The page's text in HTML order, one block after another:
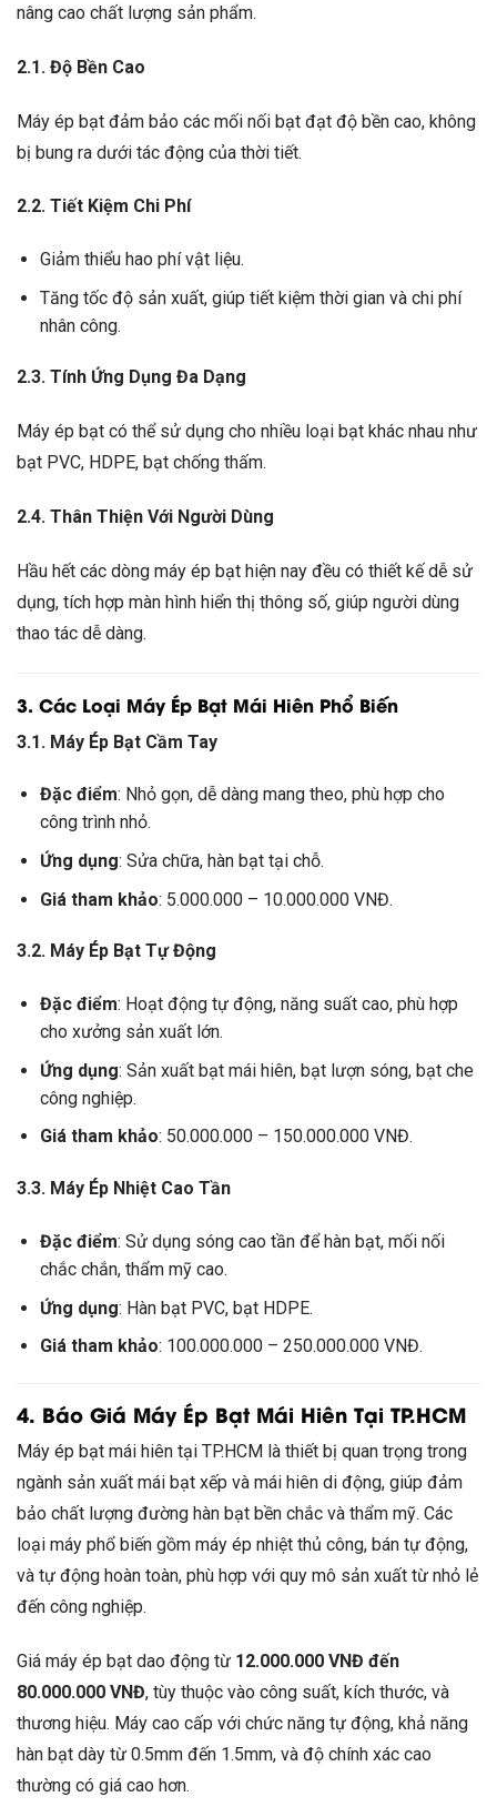
nâng cao chất lượng sản phẩm.
2.1. Độ Bền Cao
Máy ép bạt đảm bảo các mối nối bạt đạt độ bền cao, không
bị bung ra dưới tác động của thời tiết.
2.2. Tiết Kiệm Chi Phí
Giảm thiểu hao phí vật liệu.
Tăng tốc độ sản xuất, giúp tiết kiệm thời gian và chi phí
nhân công.
2.3. Tính Ứng Dụng Đa Dạng
Máy ép bạt có thể sử dụng cho nhiều loại bạt khác nhau như
bạt PVC, HDPE, bạt chống thấm.
2.4. Thân Thiện Với Người Dùng
Hầu hết các dòng máy ép bạt hiện nay đều có thiết kế dễ sử
dụng, tích hợp màn hình hiển thị thông số, giúp người dùng
thao tác dễ dàng.
3. Các Loại Máy Ép Bạt Mái Hiên Phổ Biến
3.1. Máy Ép Bạt Cầm Tay
Đặc điểm: Nhỏ gọn, dễ dàng mang theo, phù hợp cho
công trình nhỏ.
Ứng dụng: Sửa chữa, hàn bạt tại chỗ.
Giá tham khảo: 5.000.000 – 10.000.000 VNĐ.
3.2. Máy Ép Bạt Tự Động
Đặc điểm: Hoạt động tự động, năng suất cao, phù hợp
cho xưởng sản xuất lớn.
Ứng dụng: Sản xuất bạt mái hiên, bạt lượn sóng, bạt che
công nghiệp.
Giá tham khảo: 50.000.000 – 150.000.000 VNĐ.
3.3. Máy Ép Nhiệt Cao Tần
Đặc điểm: Sử dụng sóng cao tần để hàn bạt, mối nối
chắc chắn, thẩm mỹ cao.
Ứng dụng: Hàn bạt PVC, bạt HDPE.
Giá tham khảo: 100.000.000 – 250.000.000 VNĐ.
4. Báo Giá Máy Ép Bạt Mái Hiên Tại TP.HCM
Máy ép bạt mái hiên tại TP.HCM là thiết bị quan trọng trong
ngành sản xuất mái bạt xếp và mái hiên di động, giúp đảm
bảo chất lượng đường hàn bạt bền chắc và thẩm mỹ. Các
loại máy phổ biến gồm máy ép nhiệt thủ công, bán tự động,
và tự động hoàn toàn, phù hợp với quy mô sản xuất từ nhỏ lẻ
đến công nghiệp.
Giá máy ép bạt dao động từ 12.000.000 VNĐ đến
80.000.000 VNĐ, tùy thuộc vào công suất, kích thước, và
thương hiệu. Máy cao cấp với chức năng tự động, khả năng
hàn bạt dày từ 0.5mm đến 1.5mm, và độ chính xác cao
thường có giá cao hơn.